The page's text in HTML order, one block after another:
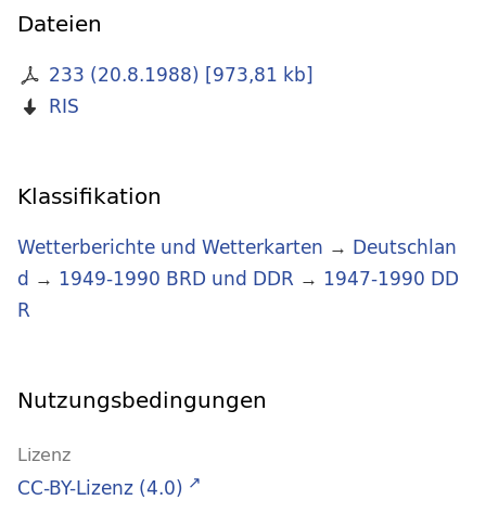
Dateien
233 (20.8.1988) [973,81 kb]
RIS
Klassifikation
Wetterberichte und Wetterkarten → Deutschlan
d → 1949-1990 BRD und DDR → 1947-1990 DD
R
Nutzungsbedingungen
Lizenz
CC-BY-Lizenz (4.0)